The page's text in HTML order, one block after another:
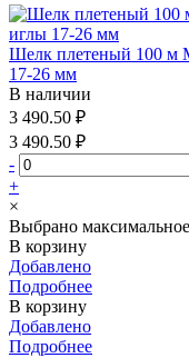
Шелк плетеный 100 м
17-26 мм
В наличии
3 490.50 ₽
3 490.50 ₽
-
+
×
Выбрано максимальное
В корзину
Добавлено
Подробнее
В корзину
Добавлено
Подробнее